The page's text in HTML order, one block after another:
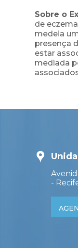
Sobre o
de
medeia
presença
estar
mediada
-